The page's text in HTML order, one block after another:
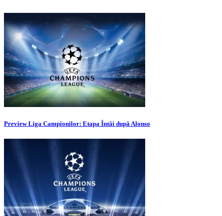
Preview Liga Campionilor: Etapa Întâi după Alonso